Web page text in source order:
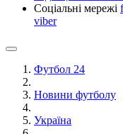
Соціальні мережі
viber
Футбол 24
Новини футболу
Україна